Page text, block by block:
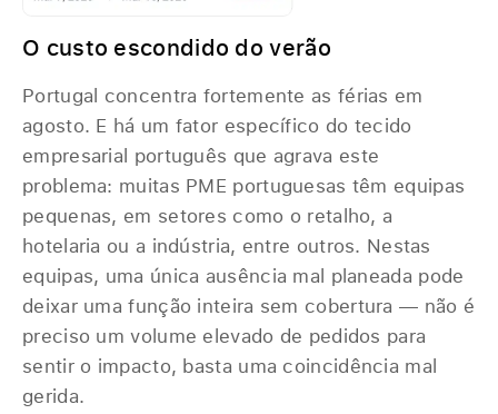
O custo escondido do verão
Portugal concentra fortemente as férias em
agosto. E há um fator específico do tecido
empresarial português que agrava este
problema: muitas PME portuguesas têm equipas
pequenas, em setores como o retalho, a
hotelaria ou a indústria, entre outros. Nestas
equipas, uma única ausência mal planeada pode
deixar uma função inteira sem cobertura — não é
preciso um volume elevado de pedidos para
sentir o impacto, basta uma coincidência mal
gerida.